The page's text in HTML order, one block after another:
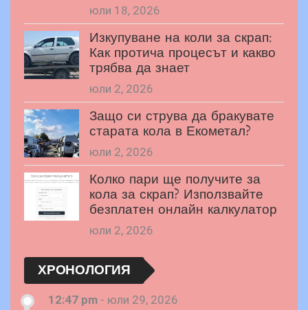
юли 18, 2026
Изкупуване на коли за скрап:
Как протича процесът и какво
трябва да знает
юли 2, 2026
Защо си струва да бракувате
старата кола в Екометал?
юли 2, 2026
Колко пари ще получите за
кола за скрап? Използвайте
безплатен онлайн калкулатор
юли 2, 2026
ХРОНОЛОГИЯ
12:47 pm - юли 29, 2026